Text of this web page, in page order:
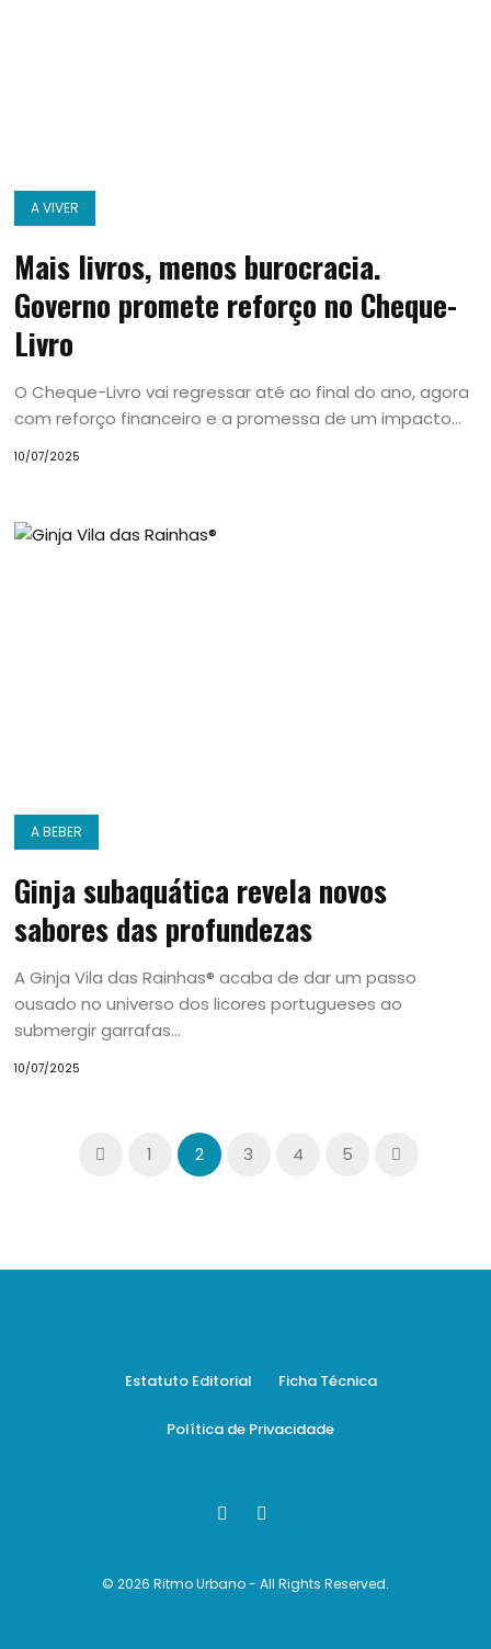
A VIVER
Mais livros, menos burocracia.
Governo promete reforço no Cheque-
Livro
O Cheque-Livro vai regressar até ao final do ano, agora
com reforço financeiro e a promessa de um impacto...
10/07/2025
A BEBER
Ginja subaquática revela novos
sabores das profundezas
A Ginja Vila das Rainhas® acaba de dar um passo
ousado no universo dos licores portugueses ao
submergir garrafas...
10/07/2025
1 2 3 4 5
Estatuto Editorial Ficha Técnica
Política de Privacidade
© 2026 Ritmo Urbano - All Rights Reserved.